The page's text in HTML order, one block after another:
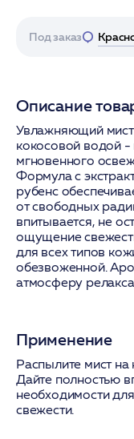
Под заказ
Описание
Увлажняющий мист
кокосовой водой -
мгновенного
Формула с
рубенс
от свободных
впитывается, не
ощущение
для всех типов
обезвоженной.
атмосферу
Применение
Распылите мист
Дайте полностью
необходимости
свежести.